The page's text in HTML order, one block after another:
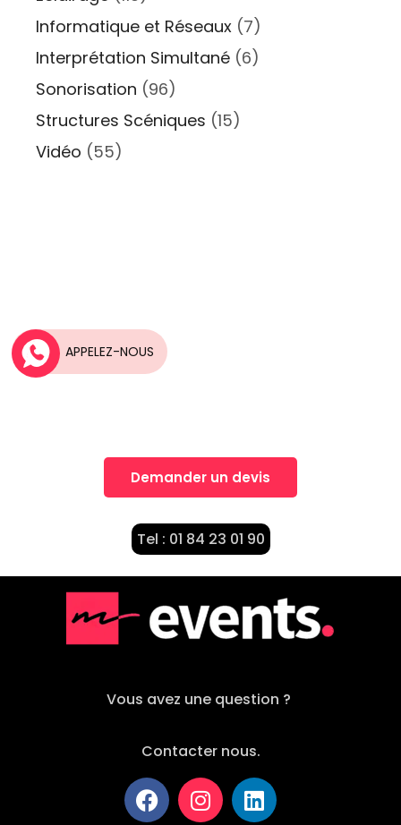
Informatique et Réseaux (7)
Interprétation Simultané (6)
Sonorisation (96)
Structures Scéniques (15)
Vidéo (55)
Une idée, Un projet?
Demander un devis
Tel : 01 84 23 01 90
Vous avez une question ?
Contacter nous.
APPELEZ-NOUS